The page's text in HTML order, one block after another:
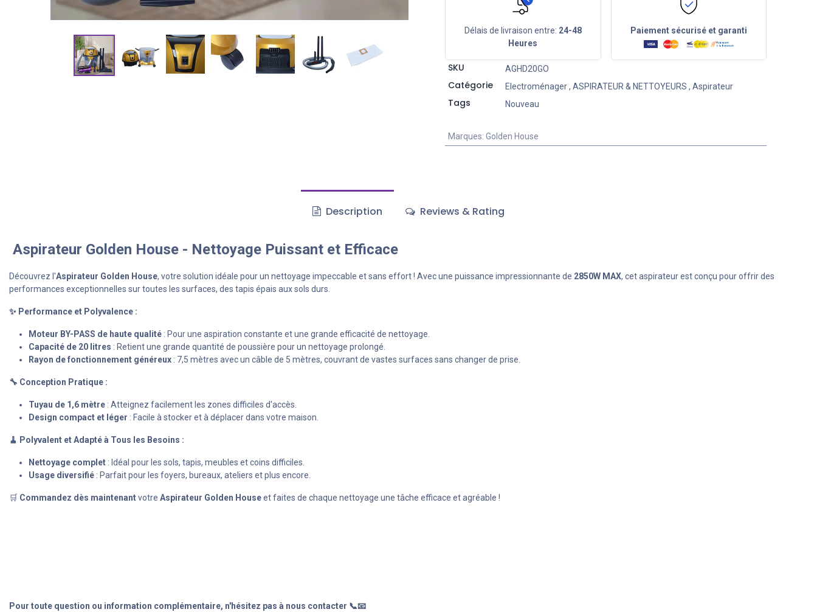
Délais de livraison entre: 24-48
Heures
Paiement sécurisé et garanti
SKU AGHD20GO
Catégorie Electroménager, ASPIRATEUR & NETTOYEURS , Aspirateur
Tags Nouveau
Marques: Golden House
Description Reviews & Rating
Aspirateur Golden House - Nettoyage Puissant et Efficace
Découvrez l'Aspirateur Golden House, votre solution idéale pour un nettoyage impeccable et sans effort ! Avec une puissance impressionnante de 2850W MAX, cet aspirateur est conçu pour offrir des
performances exceptionnelles sur toutes les surfaces, des tapis épais aux sols durs.
✨ Performance et Polyvalence :
Moteur BY-PASS de haute qualité : Pour une aspiration constante et une grande efficacité de nettoyage.
Capacité de 20 litres : Retient une grande quantité de poussière pour un nettoyage prolongé.
Rayon de fonctionnement généreux : 7,5 mètres avec un câble de 5 mètres, couvrant de vastes surfaces sans changer de prise.
🔧 Conception Pratique :
Tuyau de 1,6 mètre : Atteignez facilement les zones difficiles d'accès.
Design compact et léger : Facile à stocker et à déplacer dans votre maison.
🧹 Polyvalent et Adapté à Tous les Besoins :
Nettoyage complet : Idéal pour les sols, tapis, meubles et coins difficiles.
Usage diversifié : Parfait pour les foyers, bureaux, ateliers et plus encore.
🛒 Commandez dès maintenantvotre Aspirateur Golden Houseet faites de chaque nettoyage une tâche efficace et agréable !
Pour toute question ou information complémentaire, n'hésitez pas à nous contacter 📞📧